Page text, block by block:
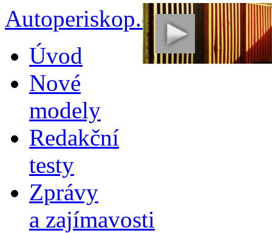
Autoperiskop.cz –
obsahu
webu
Úvod
Nové
modely
Redakční
testy
Zprávy
a zajímavosti